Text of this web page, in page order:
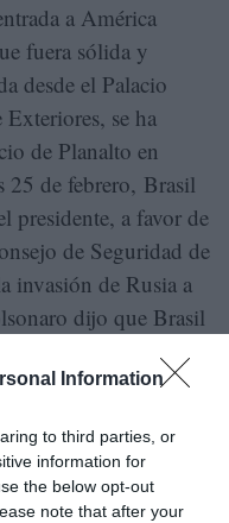
Information
to third parties, or
information for
the below opt-out
note that after your
a América
fuera sólida y
desde el Palacio
se ha
de Planalto en
25 de febrero, Brasil
presidente, a favor de
de Seguridad de
invasión de Rusia a
dijo que Brasil
naciones
que el tablero
Un mundo